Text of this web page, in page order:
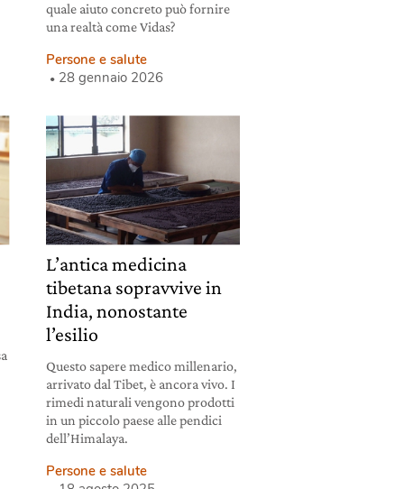
quale aiuto concreto può fornire
una realtà come Vidas?
Persone e salute
28 gennaio 2026
L’antica medicina
tibetana sopravvive in
India, nonostante
l’esilio
Questo sapere medico millenario,
arrivato dal Tibet, è ancora vivo. I
rimedi naturali vengono prodotti
in un piccolo paese alle pendici
dell’Himalaya.
Persone e salute